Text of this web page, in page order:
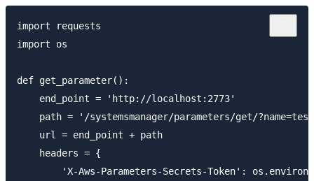
import requests
import os
def get_parameter():
    end_point = 'http://localhost:2773'
path = '/systemsmanager/parameters/get/
    url = end_point + path
    headers = {
'X-Aws-Parameters-Secrets-Token':